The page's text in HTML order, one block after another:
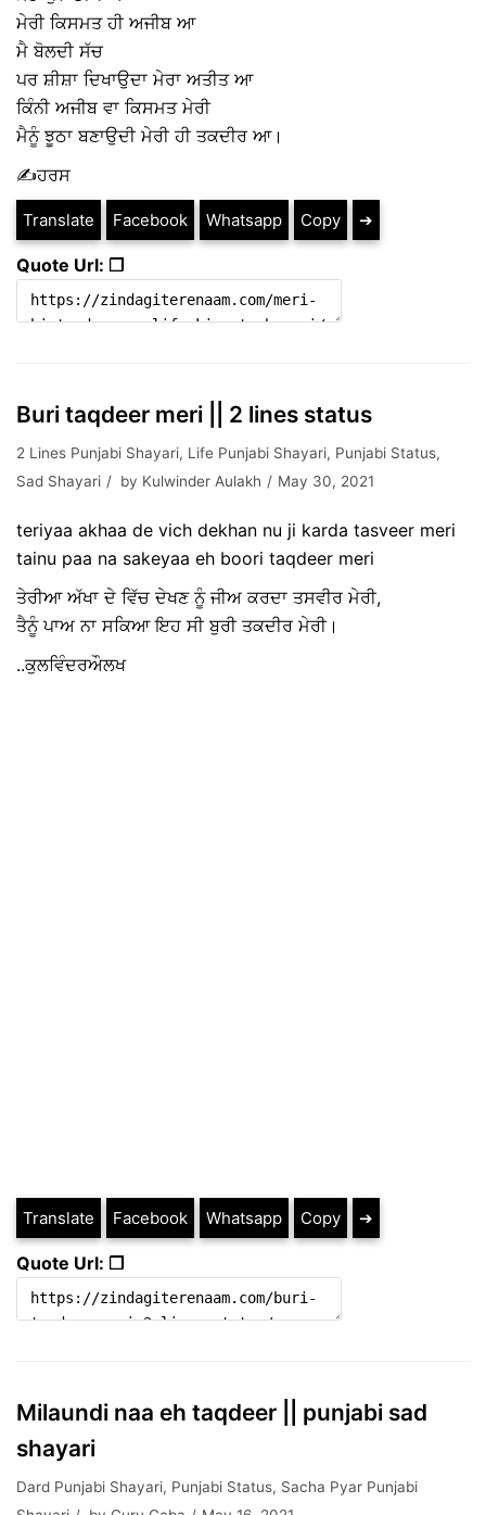
ਮੇਰੀ ਕਿਸਮਤ ਹੀ ਅਜੀਬ ਆ
ਮੈ ਬੋਲਦੀ ਸੱਚ
ਪਰ ਸ਼ੀਸ਼ਾ ਦਿਖਾਉਦਾ ਮੇਰਾ ਅਤੀਤ ਆ
ਕਿੰਨੀ ਅਜੀਬ ਵਾ ਕਿਸਮਤ ਮੇਰੀ
ਮੈਨੂੰ ਝੂਠਾ ਬਣਾਉਦੀ ਮੇਰੀ ਹੀ ਤਕਦੀਰ ਆ।
✍️ਹਰਸ
Translate Facebook Whatsapp Copy ➔
Quote Url: ❐
Buri taqdeer meri || 2 lines status
2 Lines Punjabi Shayari, Life Punjabi Shayari, Punjabi Status,
Sad Shayari
by Kulwinder Aulakh May 30, 2021
teriyaa akhaa de vich dekhan nu ji karda tasveer meri
tainu paa na sakeyaa eh boori taqdeer meri
ਤੇਰੀਆ ਅੱਖਾ ਦੇ ਵਿੱਚ ਦੇਖਣ ਨੂੰ ਜੀਅ ਕਰਦਾ ਤਸਵੀਰ ਮੇਰੀ,
ਤੈਨੂੰ ਪਾਅ ਨਾ ਸਕਿਆ ਇਹ ਸੀ ਬੁਰੀ ਤਕਦੀਰ ਮੇਰੀ।
..ਕੁਲਵਿੰਦਰਔਲਖ
Translate Facebook Whatsapp Copy ➔
Quote Url: ❐
Milaundi naa eh taqdeer || punjabi sad
shayari
Dard Punjabi Shayari, Punjabi Status, Sacha Pyar Punjabi